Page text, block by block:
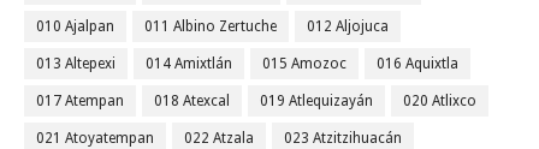
010 Ajalpan 011 Albino Zertuche 012 Aljojuca
013 Altepexi 014 Amixtlán 015 Amozoc 016 Aquixtla
017 Atempan 018 Atexcal 019 Atlequizayán 020 Atlixco
021 Atoyatempan 022 Atzala 023 Atzitzihuacán